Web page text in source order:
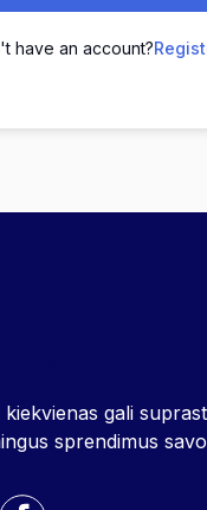
have an account?
kiekvienas gali
sprendimus